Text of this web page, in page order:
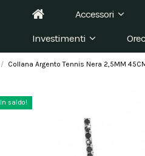
Accessori
Investimenti
Collana Argento Tennis Nera 2,5MM
In saldo!